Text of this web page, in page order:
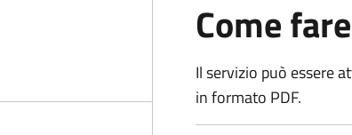
Come fare
Il servizio può essere
in formato PDF.